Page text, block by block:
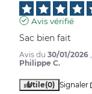
Avis vérifié
Sac bien fait
Avis du30/01/2026
Philippe C.
Utile(0) Signaler